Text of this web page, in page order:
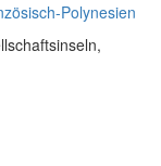
Polynesien